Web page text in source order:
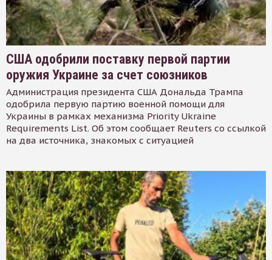
США одобрили поставку первой партии
оружия Украине за счет союзников
Администрация президента США Дональда Трампа
одобрила первую партию военной помощи для
Украины в рамках механизма Priority Ukraine
Requirements List. Об этом сообщает Reuters со ссылкой
на два источника, знакомых с ситуацией